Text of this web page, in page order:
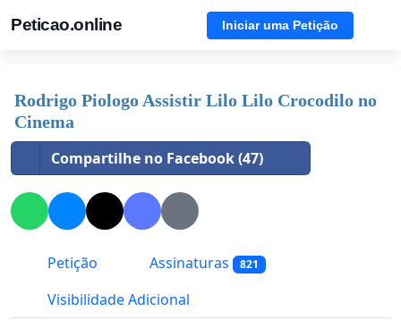
Peticao.online Iniciar uma Petição
Rodrigo Piologo Assistir Lilo Lilo Crocodilo no
Cinema
Compartilhe no Facebook (47)
Petição Assinaturas 821
Visibilidade Adicional